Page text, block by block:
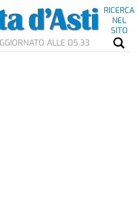
RICERCA
NEL
SITO
ALLE 05.33